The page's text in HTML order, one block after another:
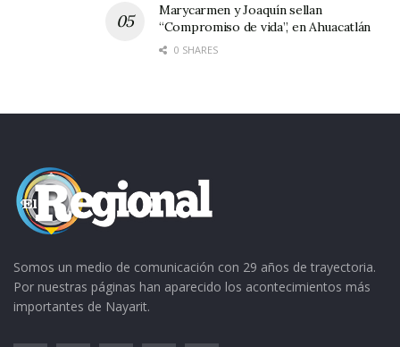
Marycarmen y Joaquín sellan
“Compromiso de vida”, en Ahuacatlán
0 SHARES
Somos un medio de comunicación con 29 años de trayectoria.
Por nuestras páginas han aparecido los acontecimientos más
importantes de Nayarit.